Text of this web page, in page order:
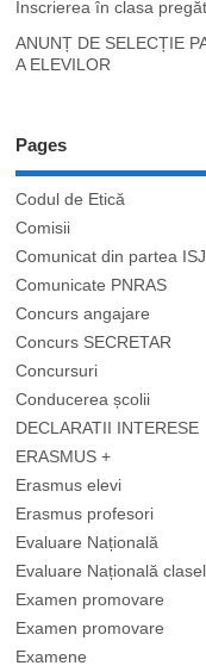
Înscrierea în clasa
ANUNȚ DE SELECȚIE
A ELEVILOR
Pages
Codul de Etică
Comisii
Comunicat din partea
Comunicate PNRAS
Concurs angajare
Concurs SECRETAR
Concursuri
Conducerea școlii
DECLARATII INTERESE
ERASMUS +
Erasmus elevi
Erasmus profesori
Evaluare Națională
Evaluare Națională
Examen promovare
Examen promovare
Examene